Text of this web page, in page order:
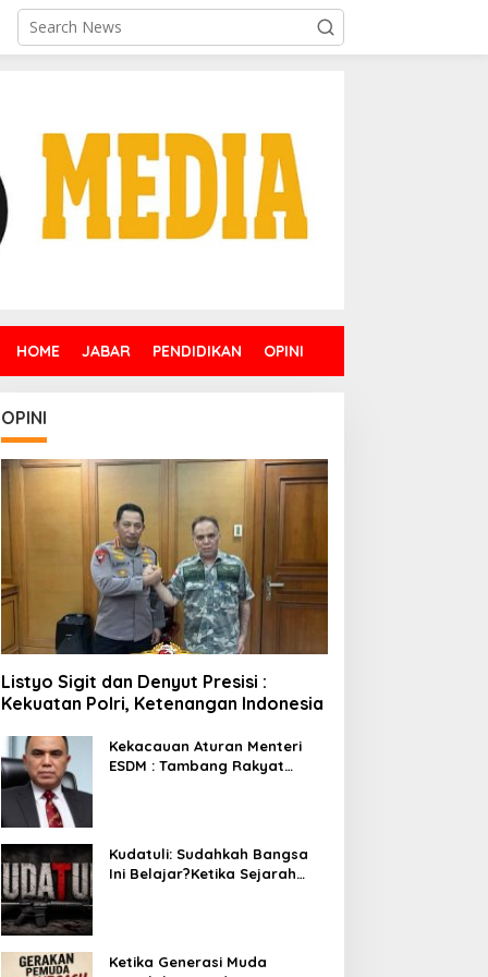
HOME JABAR PENDIDIKAN OPINI
OPINI
Listyo Sigit dan Denyut Presisi :
Kekuatan Polri, Ketenangan Indonesia
Kekacauan Aturan Menteri
ESDM : Tambang Rakyat
Kudatuli: Sudahkah Bangsa
Ini Belajar?Ketika Sejarah
Ketika Generasi Muda